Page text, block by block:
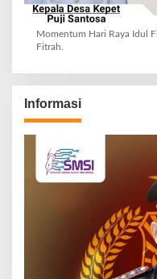
Momentum Hari Raya Idul
Fitrah.
Informasi